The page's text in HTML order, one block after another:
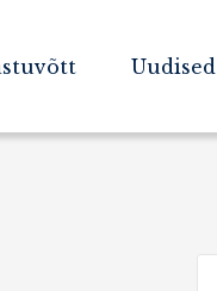
Uudised